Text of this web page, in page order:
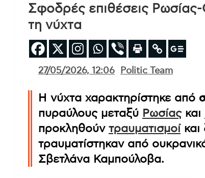
Σφοδρές επιθέσεις Ρωσίας-
τη νύχτα
27/05/2026, 12:06 Politic Team
Η νύχτα χαρακτηρίστηκε από
πυραύλους μεταξύ Ρωσίαςκαι
προκληθούν τραυματισμοίκαι
τραυματίστηκαν από
Σβετλάνα Καμπούλοβα.